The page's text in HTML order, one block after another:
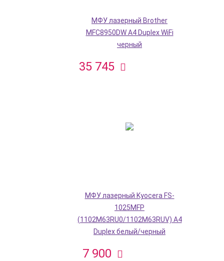
МФУ лазерный Brother
MFC8950DW A4 Duplex WiFi
черный
35 745
МФУ лазерный Kyocera FS-
1025MFP
(1102M63RU0/1102M63RUV) A4
Duplex белый/черный
7 900